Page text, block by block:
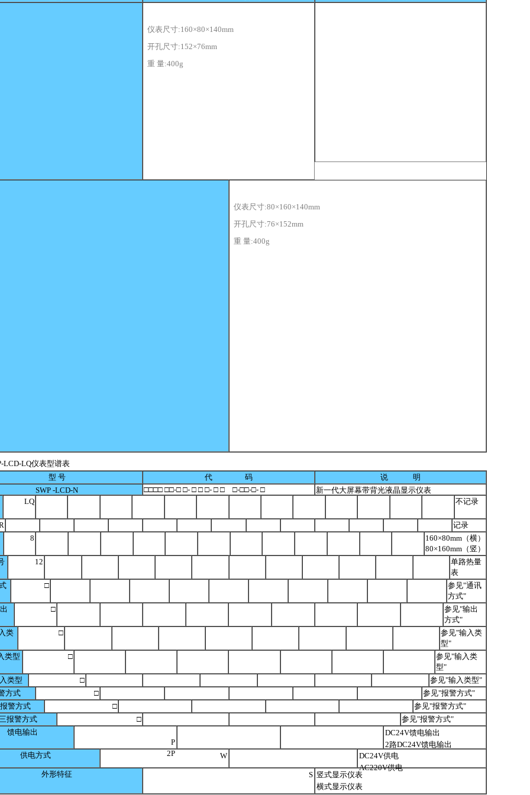
仪表尺寸:160×80×140mm
开孔尺寸:152×76mm
重 量:400g
仪表尺寸:80×160×140mm
开孔尺寸:76×152mm
重 量:400g
LCD-LQ仪表型谱表
型 号
代 码
说 明
SWP -LCD-N
□□□□ □□-□ □- □ □ □- □ □ □-□□-□- □
新一代大屏幕带背光液晶显示仪表
LQ 不记录
记录
8
160×80mm（横）
80×160mm（竖）
12
单路热量
表
□
参见"通讯
方式"
□
参见"输出
方式"
类
□
参见"输入类
型"
类型
□
参见"输入类
型"
类型
□
参见"输入类型"
方式
□
参见"报警方式"
警方式
□
参见"报警方式"
报警方式
□
参见"报警方式"
馈电输出
P
2P
DC24V馈电输出
2路DC24V馈电输出
供电方式
W
DC24V供电
AC220V供电
外形特征 S 竖式显示仪表
横式显示仪表